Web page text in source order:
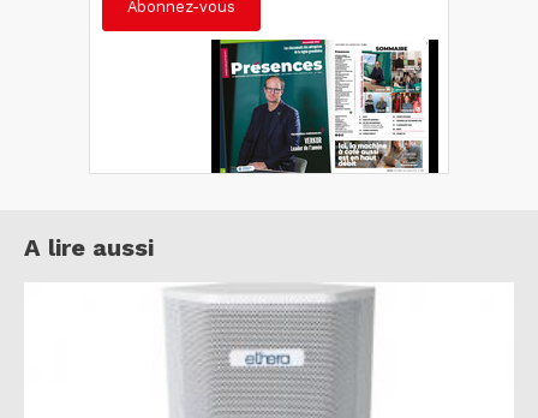
Abonnez-vous
A lire aussi